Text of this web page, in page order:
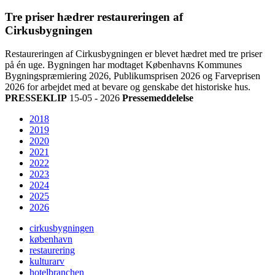
Tre priser hædrer restaureringen af
Cirkusbygningen
Restaureringen af Cirkusbygningen er blevet hædret med tre priser
på én uge. Bygningen har modtaget Københavns Kommunes
Bygningspræmiering 2026, Publikumsprisen 2026 og Farveprisen
2026 for arbejdet med at bevare og genskabe det historiske hus.
PRESSEKLIP 15-05 - 2026 Pressemeddelelse
2018
2019
2020
2021
2022
2023
2024
2025
2026
cirkusbygningen
københavn
restaurering
kulturarv
hotelbranchen